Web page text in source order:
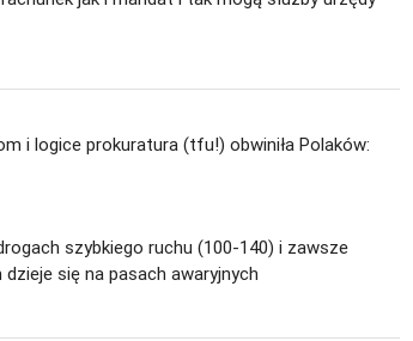
i logice prokuratura (tfu!) obwiniła Polaków:
szybkiego ruchu (100-140) i zawsze
się na pasach awaryjnych